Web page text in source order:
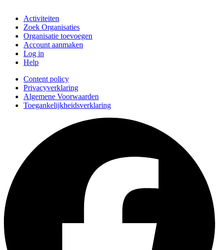
Activiteiten
Zoek Organisaties
Organisatie toevoegen
Account aanmaken
Log in
Help
Content policy
Privacyverklaring
Algemene Voorwaarden
Toegankelijkheidsverklaring